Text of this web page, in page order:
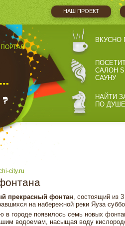
НАШ ПРОЕКТ
ВКУСНО
САЛОН
САУНУ
НАЙТИ
ПО ДУШЕ
city.ru
прекрасный фонтан, состоящий из
на набережной реки Яуза
в городе появилось семь новых
водоемам, насыщая воду